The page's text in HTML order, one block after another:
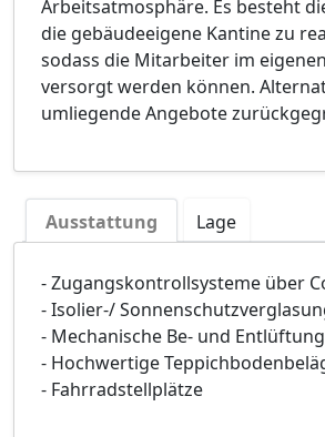
Arbeitsatmosphäre. Es besteht
die gebäudeeigene Kantine zu
sodass die Mitarbeiter im
versorgt werden können.
umliegende Angebote
Ausstattung Lage
- Zugangskontrollsysteme über
- Isolier-/
- Mechanische Be- und Entlüftung
- Hochwertige
- Fahrradstellplätze